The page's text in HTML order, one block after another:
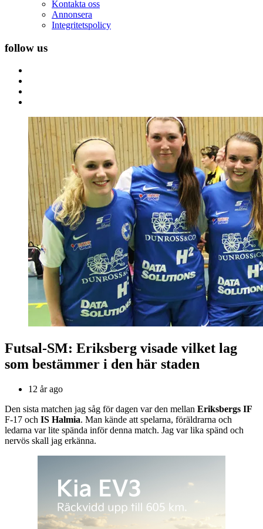
Kontakta oss
Annonsera
Integritetspolicy
follow us
Futsal-SM: Eriksberg visade vilket lag
som bestämmer i den här staden
12 år ago
Den sista matchen jag såg för dagen var den mellan Eriksbergs IF
F-17 och IS Halmia. Man kände att spelarna, föräldrarna och
ledarna var lite spända inför denna match. Jag var lika spänd och
nervös skall jag erkänna.